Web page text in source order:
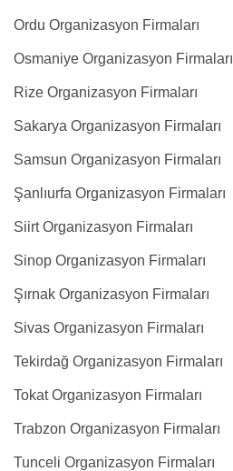
Ordu Organizasyon Firmaları
Osmaniye Organizasyon Firmaları
Rize Organizasyon Firmaları
Sakarya Organizasyon Firmaları
Samsun Organizasyon Firmaları
Şanlıurfa Organizasyon Firmaları
Siirt Organizasyon Firmaları
Sinop Organizasyon Firmaları
Şırnak Organizasyon Firmaları
Sivas Organizasyon Firmaları
Tekirdağ Organizasyon Firmaları
Tokat Organizasyon Firmaları
Trabzon Organizasyon Firmaları
Tunceli Organizasyon Firmaları